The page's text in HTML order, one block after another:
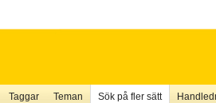
Taggar Teman Sök på fler sätt